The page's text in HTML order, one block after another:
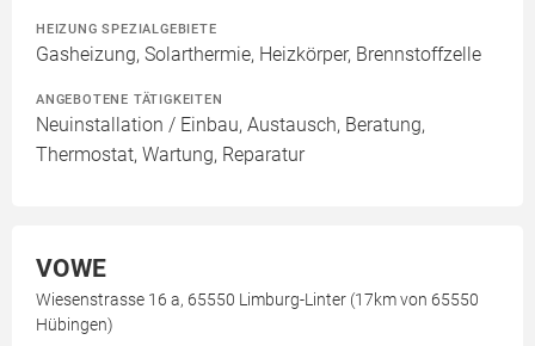
HEIZUNG SPEZIALGEBIETE
Gasheizung, Solarthermie, Heizkörper, Brennstoffzelle
ANGEBOTENE TÄTIGKEITEN
Neuinstallation / Einbau, Austausch, Beratung,
Thermostat, Wartung, Reparatur
VOWE
Wiesenstrasse 16 a, 65550 Limburg-Linter (17km von 65550
Hübingen)